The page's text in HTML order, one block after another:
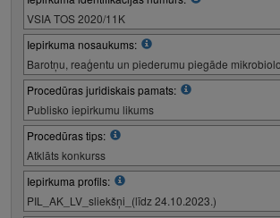
VSIA TOS 2020/11K
Iepirkuma nosaukums:
Barotņu, reaģentu un piederumu piegāde
Procedūras juridiskais pamats:
Publisko iepirkumu likums
Procedūras tips:
Atklāts konkurss
Iepirkuma profils:
PIL_AK_LV_sliekšņi_(līdz 24.10.2023.)